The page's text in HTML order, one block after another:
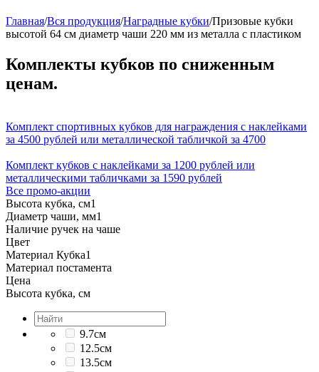
Главная/Вся продукция/Наградные кубки/Призовые кубки
высотой 64 см диаметр чаши 220 мм из металла с пластиком
Комплекты кубков по сниженным
ценам.
Комплект спортивных кубков для награждения с наклейками
за 4500 рублей или металлической табличкой за 4700
Комплект кубков с наклейками за 1200 рублей или
металлическими табличками за 1590 рублей
Все промо-акции
Высота кубка, см1
Диаметр чаши, мм1
Наличие ручек на чаше
Цвет
Материал Кубка1
Материал постамента
Цена
Высота кубка, см
9.7см
12.5см
13.5см